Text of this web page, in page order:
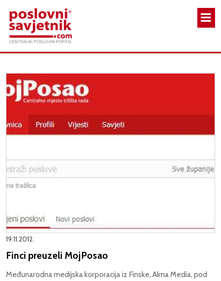
19.11.2012.
Finci preuzeli MojPosao
Međunarodna medijska korporacija iz Finske, Alma Media, pod